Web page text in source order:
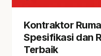
Kontraktor
Spesifikasi dan
Terbaik